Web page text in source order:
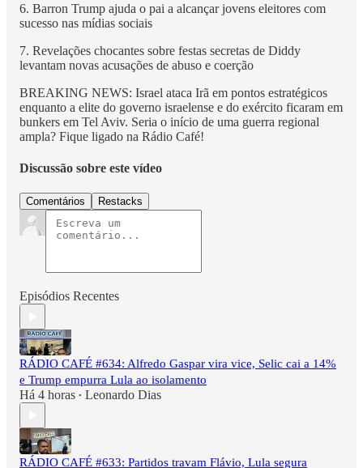
6. Barron Trump ajuda o pai a alcançar jovens eleitores com
sucesso nas mídias sociais
7. Revelações chocantes sobre festas secretas de Diddy
levantam novas acusações de abuso e coerção
BREAKING NEWS: Israel ataca Irã em pontos estratégicos
enquanto a elite do governo israelense e do exército ficaram em
bunkers em Tel Aviv. Seria o início de uma guerra regional
ampla? Fique ligado na Rádio Café!
Discussão sobre este vídeo
Comentários Restacks
Episódios Recentes
RÁDIO CAFÉ #634: Alfredo Gaspar vira vice, Selic cai a 14%
e Trump empurra Lula ao isolamento
Há 4 horas • Leonardo Dias
RÁDIO CAFÉ #633: Partidos travam Flávio, Lula segura